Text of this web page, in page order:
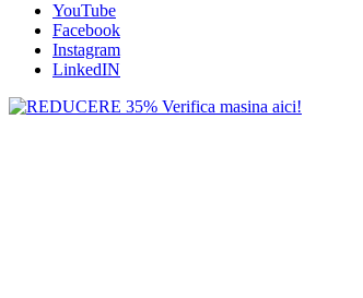
YouTube
Facebook
Instagram
LinkedIN